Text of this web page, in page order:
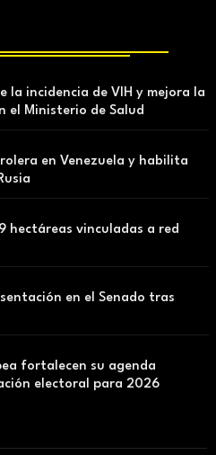
la incidencia de VIH y mejora la
el Ministerio de Salud
en Venezuela y habilita
hectáreas vinculadas a red
en el Senado tras
fortalecen su agenda
electoral para 2026